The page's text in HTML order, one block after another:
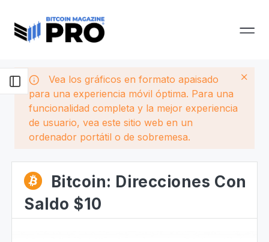
Vea los gráficos en formato apaisado
para una experiencia móvil óptima. Para una
funcionalidad completa y la mejor experiencia
de usuario, vea este sitio web en un
ordenador portátil o de sobremesa.
Bitcoin: Direcciones Con
Saldo $10